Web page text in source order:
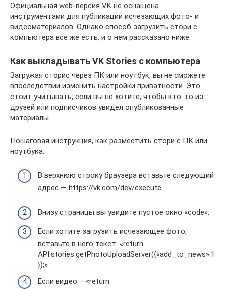
Официальная web-версия VK не оснащена
инструментами для публикации исчезающих фото- и
видеоматериалов. Однако способ загрузить стори с
компьютера все же есть, и о нем рассказано ниже.
Как выкладывать VK Stories с компьютера
Загружая сторис через ПК или ноутбук, вы не сможете
впоследствии изменить настройки приватности. Это
стоит учитывать, если вы не хотите, чтобы кто-то из
друзей или подписчиков увидел опубликованные
материалы.
Пошаговая инструкция, как разместить стори с ПК или
ноутбука:
В верхнюю строку браузера вставьте следующий
адрес — https://vk.com/dev/execute.
Внизу страницы вы увидите пустое окно «code».
Если хотите загрузить исчезающее фото,
вставьте в него текст: «return
API.stories.getPhotoUploadServer({«add_to_news»:1
});».
Если видео – «return